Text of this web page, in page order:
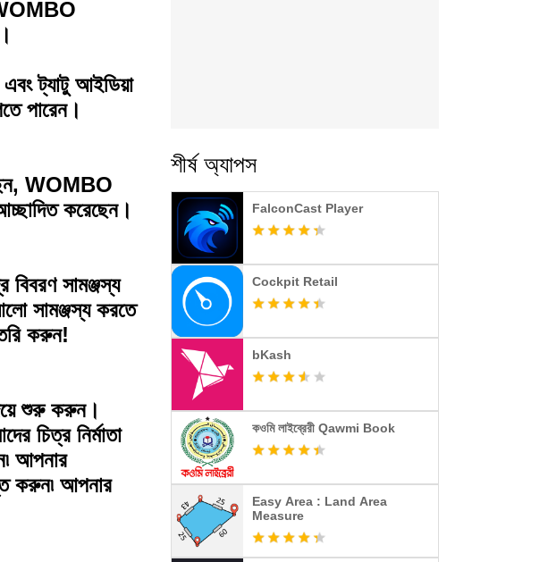
স্টাইল বেছে নিন
ট্যাটু আইডিয়া
পারেন।
WOMBO
করেছেন।
বিবরণ সামঞ্জস্য
সামঞ্জস্য করতে
করুন!
শুরু করুন।
চিত্র নির্মাতা
আপনার
করুন৷ আপনার
শীর্ষ অ্যাপস
FalconCast Player
Cockpit Retail
bKash
কওমি লাইব্রেরী Qawmi Book
Easy Area : Land Area
Measure